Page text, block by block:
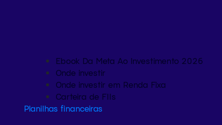
Ebook Da Meta Ao Investimento 2026
Onde investir
Onde investir em Renda Fixa
Carteira de FIIs
Planilhas financeiras